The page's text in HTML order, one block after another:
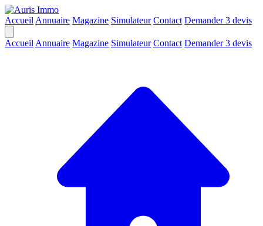
Accueil Annuaire Magazine Simulateur Contact Demander 3 devis
Accueil Annuaire Magazine Simulateur Contact Demander 3 devis